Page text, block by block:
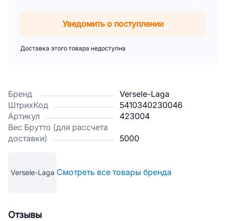
Бренд
Versele-Laga
ШтрихКод
5410340230046
Артикул
423004
Вес Брутто (для рассчета
доставки)
5000
Versele-Laga Смотреть все товары бренда
Уведомить о поступлении
Доставка этого товара недоступна
Отзывы